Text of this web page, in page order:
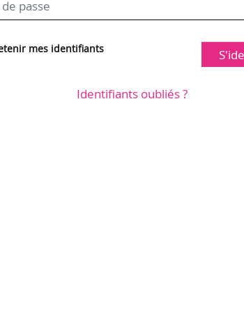
mes identifiants
Identifiants oubliés ?